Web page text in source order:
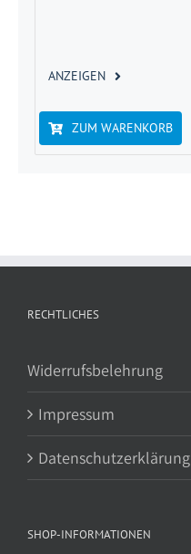
ANZEIGEN
ZUM WARENKORB
RECHTLICHES
Widerrufsbelehrung
Impressum
Datenschutzerklärung
SHOP-INFORMATIONEN